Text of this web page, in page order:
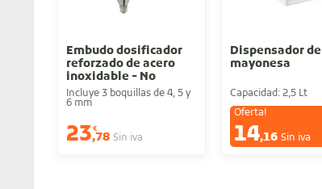
Embudo dosificador
reforzado de acero
inoxidable - No
incluye el soporte
Incluye 3 boquillas de 4, 5 y
6 mm
23€
,78 Sin iva
Dispensador de
mayonesa
Capacidad: 2,5 Lt
Oferta!
14,16 Sin iva